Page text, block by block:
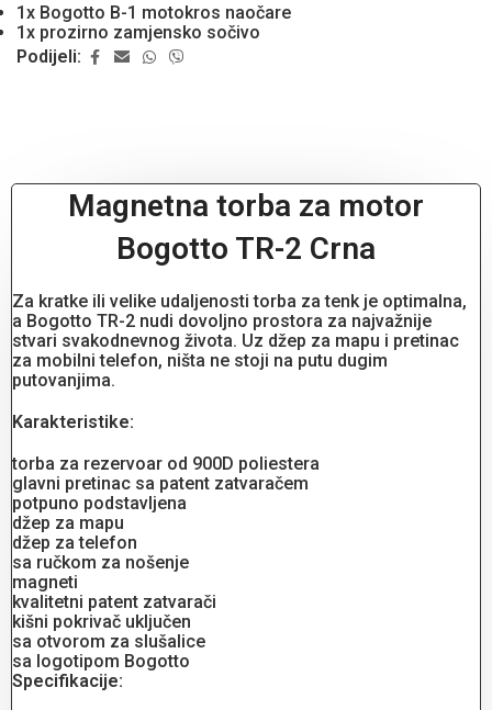
1x Bogotto B-1 motokros naočare
1x prozirno zamjensko sočivo
Podijeli:
Magnetna torba za motor
Bogotto TR-2 Crna
Za kratke ili velike udaljenosti torba za tenk je optimalna,
a Bogotto TR-2 nudi dovoljno prostora za najvažnije
stvari svakodnevnog života. Uz džep za mapu i pretinac
za mobilni telefon, ništa ne stoji na putu dugim
putovanjima.
Karakteristike:
torba za rezervoar od 900D poliestera
glavni pretinac sa patent zatvaračem
potpuno podstavljena
džep za mapu
džep za telefon
sa ručkom za nošenje
magneti
kvalitetni patent zatvarači
kišni pokrivač uključen
sa otvorom za slušalice
sa logotipom Bogotto
Specifikacije: